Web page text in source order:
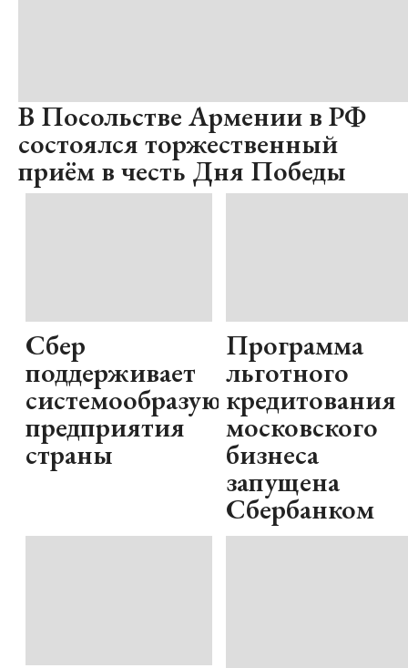
В Посольстве Армении в РФ
состоялся торжественный
приём в честь Дня Победы
Сбер
поддерживает
системообразующие
предприятия
страны
Программа
льготного
кредитования
московского
бизнеса
запущена
Сбербанком